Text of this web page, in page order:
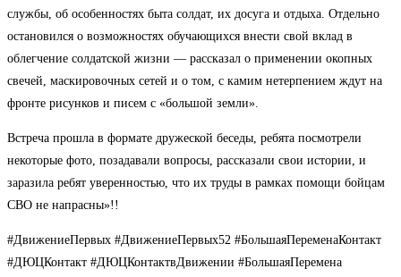
службы, об особенностях быта солдат, их досуга и отдыха. Отдельно
остановился о возможностях обучающихся внести свой вклад в
облегчение солдатской жизни — рассказал о применении окопных
свечей, маскировочных сетей и о том, с камим нетерпением ждут на
фронте рисунков и писем с «большой земли».
Встреча прошла в формате дружеской беседы, ребята посмотрели
некоторые фото, позадавали вопросы, рассказали свои истории, и
заразила ребят уверенностью, что их труды в рамках помощи бойцам
СВО не напрасны»!!
#ДвижениеПервых #ДвижениеПервых52 #БольшаяПеременаКонтакт
#ДЮЦКонтакт #ДЮЦКонтактвДвижении #БольшаяПеремена